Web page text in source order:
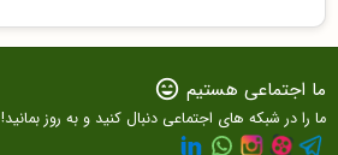
ما اجتماعی هستیم sentiment_very_satisfied
ما را در شبکه های اجتماعی دنبال کنید و به روز بمانید!